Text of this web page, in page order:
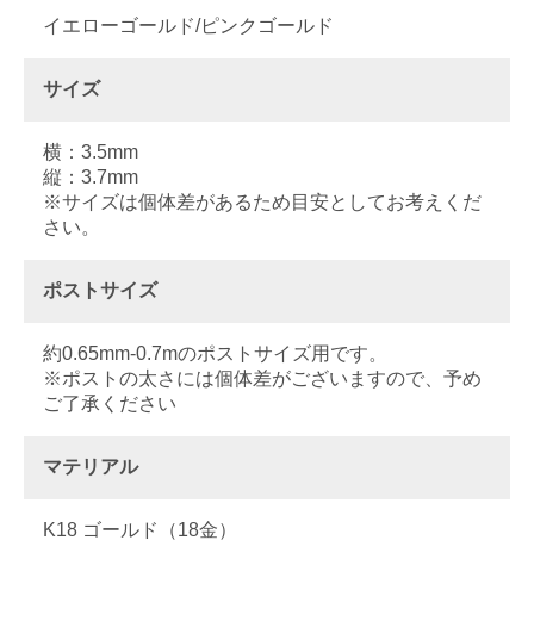
イエローゴールド/ピンクゴールド
サイズ
横：3.5mm
縦：3.7mm
※サイズは個体差があるため目安としてお考えくだ
さい。
ポストサイズ
約0.65mm-0.7mのポストサイズ用です。
※ポストの太さには個体差がございますので、予め
ご了承ください
マテリアル
K18 ゴールド（18金）